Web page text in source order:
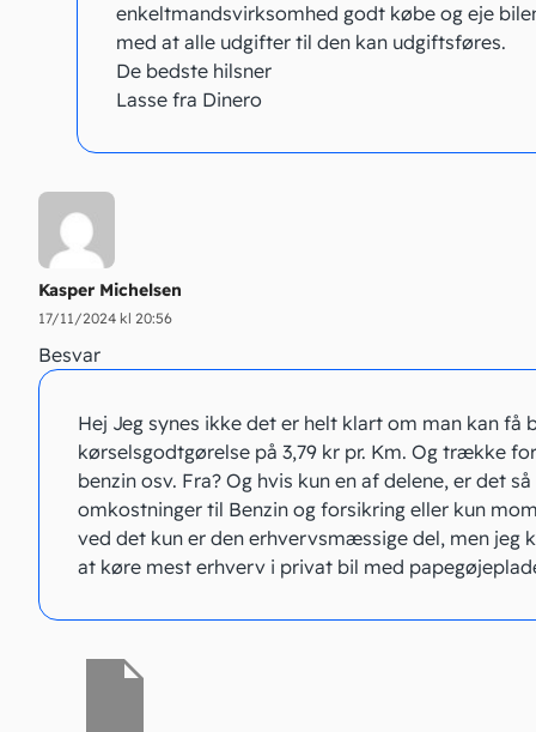
enkeltmandsvirksomhed godt købe og eje
med at alle udgifter til den kan udgiftsføres.
De bedste hilsner
Lasse fra Dinero
Kasper Michelsen
17/11/2024 kl 20:56
Besvar
Hej Jeg synes ikke det er helt klart om man kan få
kørselsgodtgørelse på 3,79 kr pr. Km. Og trække
benzin osv. Fra? Og hvis kun en af delene, er det så
omkostninger til Benzin og forsikring eller kun
ved det kun er den erhvervsmæssige del, men jeg
at køre mest erhverv i privat bil med